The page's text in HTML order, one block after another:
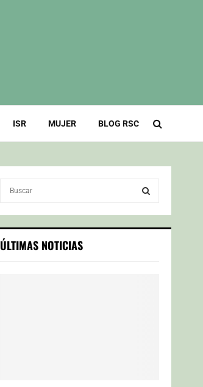
ISR MUJER BLOG RSC
c
h
S
ÚLTIMAS NOTICIAS